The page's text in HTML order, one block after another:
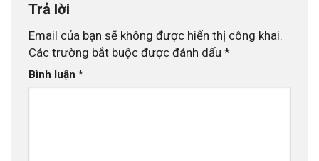
Trả lời
Email của bạn sẽ không được hiển thị công khai.
Các trường bắt buộc được đánh dấu *
Bình luận *